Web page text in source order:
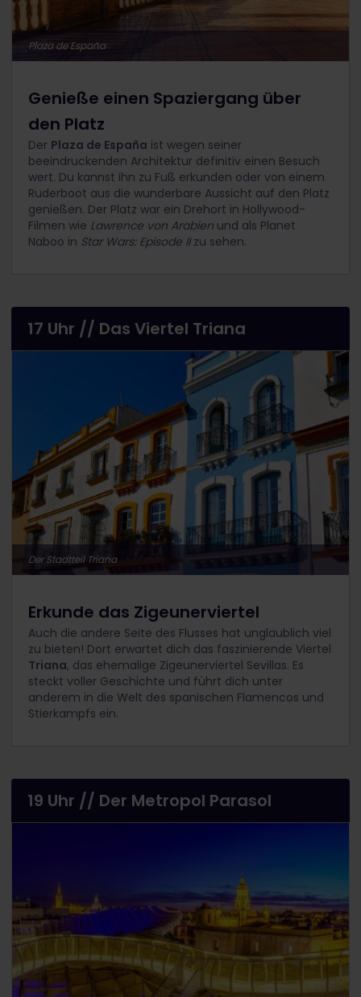
Plaza de España
Genieße einen Spaziergang über
den Platz
Der Plaza de España ist wegen seiner
beeindruckenden Architektur definitiv einen Besuch
wert. Du kannst ihn zu Fuß erkunden oder von einem
Ruderboot aus die wunderbare Aussicht auf den Platz
genießen. Der Platz war ein Drehort in Hollywood-
Filmen wie Lawrence von Arabien und als Planet
Naboo in Star Wars: Episode IIzu sehen.
17 Uhr // Das Viertel Triana
Der Stadtteil Triana
Erkunde das Zigeunerviertel
Auch die andere Seite des Flusses hat unglaublich viel
zu bieten! Dort erwartet dich das faszinierende Viertel
Triana, das ehemalige Zigeunerviertel Sevillas. Es
steckt voller Geschichte und führt dich unter
anderem in die Welt des spanischen Flamencos und
Stierkampfs ein.
19 Uhr // Der Metropol Parasol